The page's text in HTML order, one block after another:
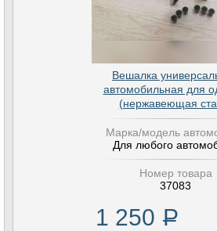
Вешалка
автомобильная для
(нержавеющая
Марка/модель
Для любого
Номер товара
37083
1 250 Р